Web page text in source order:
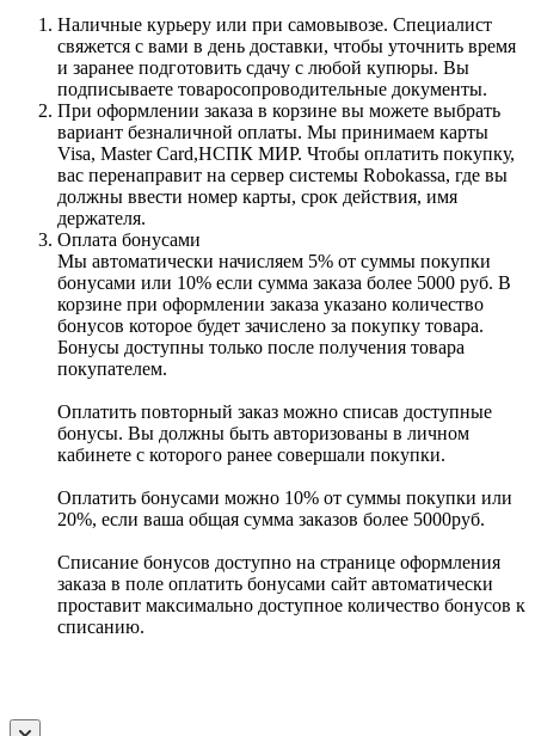
Наличные курьеру или при самовывозе. Специалист
свяжется с вами в день доставки, чтобы уточнить время
и заранее подготовить сдачу с любой купюры. Вы
подписываете товаросопроводительные документы.
При оформлении заказа в корзине вы можете выбрать
вариант безналичной оплаты. Мы принимаем карты
Visa, Master Card,НСПК МИР. Чтобы оплатить покупку,
вас перенаправит на сервер системы Robokassa, где вы
должны ввести номер карты, срок действия, имя
держателя.
Оплата бонусами
Мы автоматически начисляем 5% от суммы покупки
бонусами или 10% если сумма заказа более 5000 руб. В
корзине при оформлении заказа указано количество
бонусов которое будет зачислено за покупку товара.
Бонусы доступны только после получения товара
покупателем.
Оплатить повторный заказ можно списав доступные
бонусы. Вы должны быть авторизованы в личном
кабинете с которого ранее совершали покупки.
Оплатить бонусами можно 10% от суммы покупки или
20%, если ваша общая сумма заказов более 5000руб.
Списание бонусов доступно на странице оформления
заказа в поле оплатить бонусами сайт автоматически
проставит максимально доступное количество бонусов к
списанию.